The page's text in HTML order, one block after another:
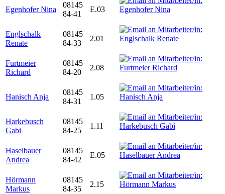
Egenhofer Nina
08145
84-41
E.03
Englschalk
Renate
08145
84-33
2.01
Furtmeier
Richard
08145
84-20
2.08
Hanisch Anja
08145
84-31
1.05
Harkebusch
Gabi
08145
84-25
1.11
Haselbauer
Andrea
08145
84-42
E.05
Hörmann
Markus
08145
84-35
2.15